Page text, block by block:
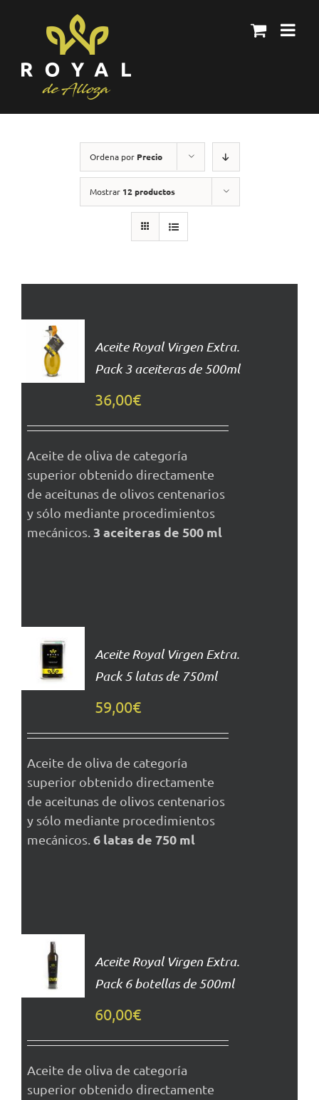
Ordena por Precio
Mostrar 12 productos
AÑADIR
AL
CARRITOAceite Royal Virgen Extra.
Pack 3 aceiteras de 500ml
36,00€
Aceite de oliva de categoría
superior obtenido directamente
de aceitunas de olivos centenarios
y sólo mediante procedimientos
mecánicos. 3 aceiteras de 500 ml
AÑADIR
AL
CARRITOAceite Royal Virgen Extra.
Pack 5 latas de 750ml
59,00€
Aceite de oliva de categoría
superior obtenido directamente
de aceitunas de olivos centenarios
y sólo mediante procedimientos
mecánicos. 6 latas de 750 ml
AÑADIR
AL
CARRITOAceite Royal Virgen Extra.
Pack 6 botellas de 500ml
60,00€
Aceite de oliva de categoría
superior obtenido directamente